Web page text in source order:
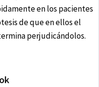
en los pacientes
de que en ellos el
perjudicándolos.